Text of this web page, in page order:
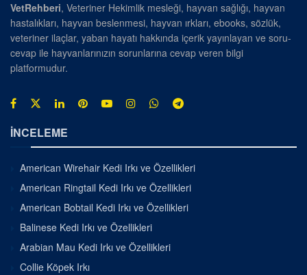
VetRehberi, Veteriner Hekimlik mesleği, hayvan sağlığı, hayvan
hastalıkları, hayvan beslenmesi, hayvan ırkları, ebooks, sözlük,
veteriner ilaçlar, yaban hayatı hakkında içerik yayınlayan ve soru-
cevap ile hayvanlarınızın sorunlarına cevap veren bilgi
platformudur.
İNCELEME
American Wirehair Kedi Irkı ve Özellikleri
American Ringtail Kedi Irkı ve Özellikleri
American Bobtail Kedi Irkı ve Özellikleri
Balinese Kedi Irkı ve Özellikleri
Arabian Mau Kedi Irkı ve Özellikleri
Collie Köpek Irkı